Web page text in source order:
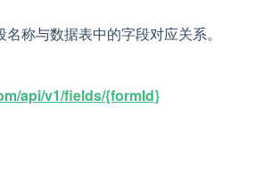
称与数据表中的字段对应关系。
api/v1/fields/{formId}